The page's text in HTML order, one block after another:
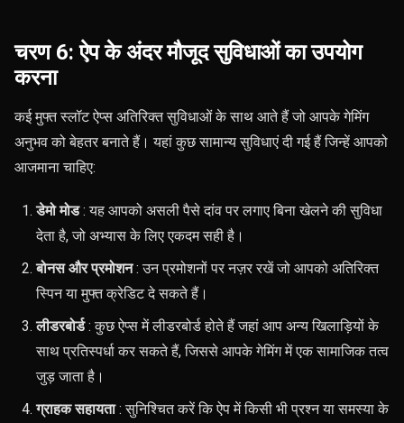
चरण 6: ऐप के अंदर मौजूद सुविधाओं का उपयोग
करना
कई मुफ्त स्लॉट ऐप्स अतिरिक्त सुविधाओं के साथ आते हैं जो आपके गेमिंग
अनुभव को बेहतर बनाते हैं। यहां कुछ सामान्य सुविधाएं दी गई हैं जिन्हें आपको
आजमाना चाहिए:
डेमो मोड: यह आपको असली पैसे दांव पर लगाए बिना खेलने की सुविधा
देता है, जो अभ्यास के लिए एकदम सही है।
बोनस और प्रमोशन: उन प्रमोशनों पर नज़र रखें जो आपको अतिरिक्त
स्पिन या मुफ्त क्रेडिट दे सकते हैं।
लीडरबोर्ड: कुछ ऐप्स में लीडरबोर्ड होते हैं जहां आप अन्य खिलाड़ियों के
साथ प्रतिस्पर्धा कर सकते हैं, जिससे आपके गेमिंग में एक सामाजिक तत्व
जुड़ जाता है।
ग्राहक सहायता: सुनिश्चित करें कि ऐप में किसी भी प्रश्न या समस्या के